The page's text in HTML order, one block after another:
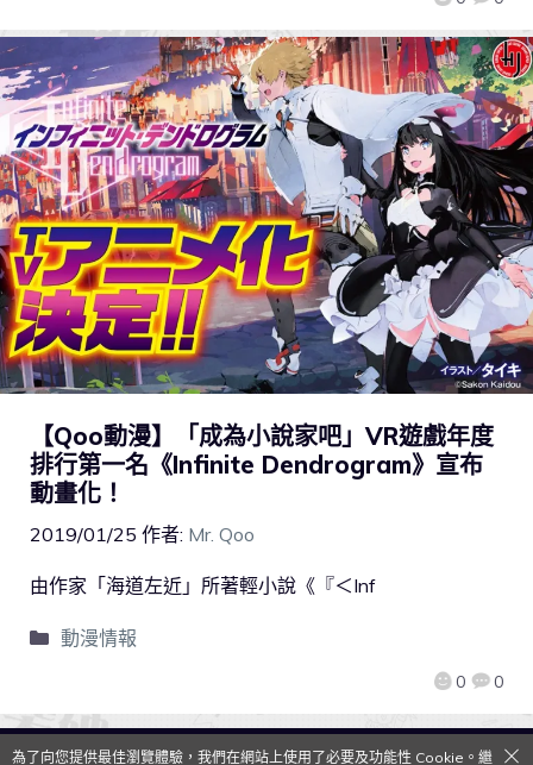
【Qoo動漫】「成為小說家吧」VR遊戲年度
排行第一名《Infinite Dendrogram》宣布
動畫化！
2019/01/25 作者: Mr. Qoo
0 0
由作家「海道左近」所著輕小說《『＜Inf
動漫情報
為了向您提供最佳瀏覽體驗，我們在網站上使用了必要及功能性 Cookie。繼